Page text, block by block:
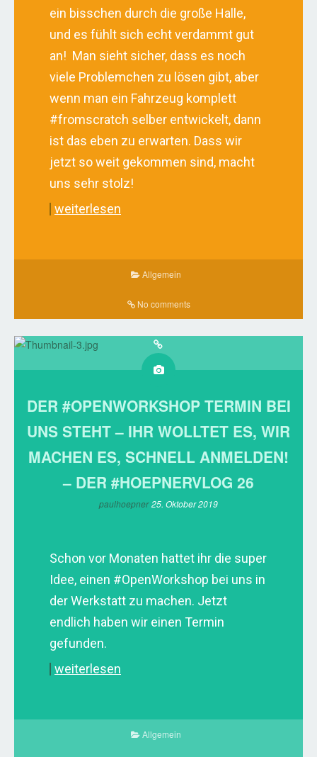
ein bisschen durch die große Halle,
und es fühlt sich echt verdammt gut
an! Man sieht sicher, dass es noch
viele Problemchen zu lösen gibt, aber
wenn man ein Fahrzeug komplett
#fromscratch selber entwickelt, dann
ist das eben zu erwarten. Dass wir
jetzt so weit gekommen sind, macht
uns sehr stolz!
weiterlesen
Allgemein
No comments
DER #OPENWORKSHOP TERMIN BEI
UNS STEHT – IHR WOLLTET ES, WIR
MACHEN ES, SCHNELL ANMELDEN!
– DER #HOEPNERVLOG 26
paulhoepner 25. Oktober 2019
Schon vor Monaten hattet ihr die super
Idee, einen #OpenWorkshop bei uns in
der Werkstatt zu machen. Jetzt
endlich haben wir einen Termin
gefunden.
weiterlesen
Allgemein